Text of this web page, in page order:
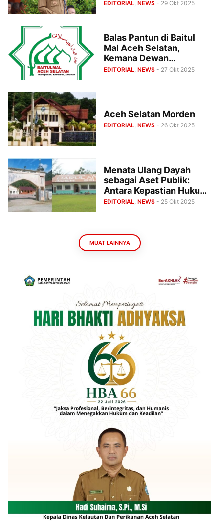
Bersikap
EDITORIAL, NEWS - 29 Okt 2025
Balas Pantun di Baitul
Mal Aceh Selatan,
Kemana Dewan
Pengawas?
EDITORIAL, NEWS - 27 Okt 2025
Aceh Selatan Morden
EDITORIAL, NEWS - 26 Okt 2025
Menata Ulang Dayah
sebagai Aset Publik:
Antara Kepastian Hukum
dan Tertib Tata Kelola
EDITORIAL, NEWS - 25 Okt 2025
MUAT LAINNYA